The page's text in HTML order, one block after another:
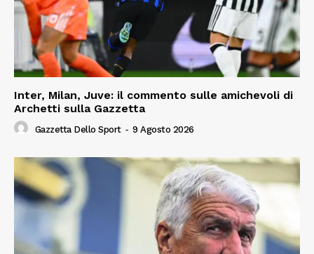
Inter, Milan, Juve: il commento sulle amichevoli di
Archetti sulla Gazzetta
Gazzetta Dello Sport - 9 Agosto 2026